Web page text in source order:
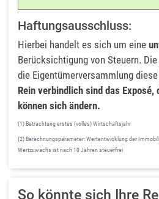
Haftungsausschluss:
Hierbei handelt es sich um eine
Berücksichtigung von Steuern.
die Eigentümerversammlung
Rein verbindlich sind das
können sich ändern.
(1) Betrachtung erstes (volles) Wirtschaftsjahr
(2) Berechnungsparameter: Wertentwicklung der
Wertzuwachs ist nach 10 Jahren steuerfrei
So könnte sich Ihre